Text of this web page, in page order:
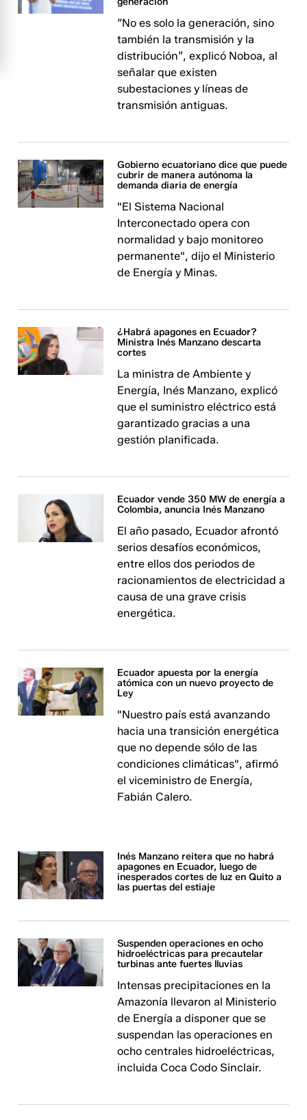
“No es solo la generación, sino
también la transmisión y la
distribución”, explicó Noboa, al
señalar que existen
subestaciones y líneas de
transmisión antiguas.
Gobierno ecuatoriano dice que puede
cubrir de manera autónoma la
demanda diaria de energía
"El Sistema Nacional
Interconectado opera con
normalidad y bajo monitoreo
permanente", dijo el Ministerio
de Energía y Minas.
¿Habrá apagones en Ecuador?
Ministra Inés Manzano descarta
cortes
La ministra de Ambiente y
Energía, Inés Manzano, explicó
que el suministro eléctrico está
garantizado gracias a una
gestión planificada.
Ecuador vende 350 MW de energía a
Colombia, anuncia Inés Manzano
El año pasado, Ecuador afrontó
serios desafíos económicos,
entre ellos dos periodos de
racionamientos de electricidad a
causa de una grave crisis
energética.
Ecuador apuesta por la energía
atómica con un nuevo proyecto de
Ley
"Nuestro país está avanzando
hacia una transición energética
que no depende sólo de las
condiciones climáticas", afirmó
el viceministro de Energía,
Fabián Calero.
Inés Manzano reitera que no habrá
apagones en Ecuador, luego de
inesperados cortes de luz en Quito a
las puertas del estiaje
Suspenden operaciones en ocho
hidroeléctricas para precautelar
turbinas ante fuertes lluvias
Intensas precipitaciones en la
Amazonía llevaron al Ministerio
de Energía a disponer que se
suspendan las operaciones en
ocho centrales hidroeléctricas,
incluida Coca Codo Sinclair.